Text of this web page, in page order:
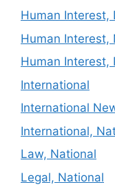
Human Interest,
Human Interest,
Human Interest,
International
International
International,
Law, National
Legal, National